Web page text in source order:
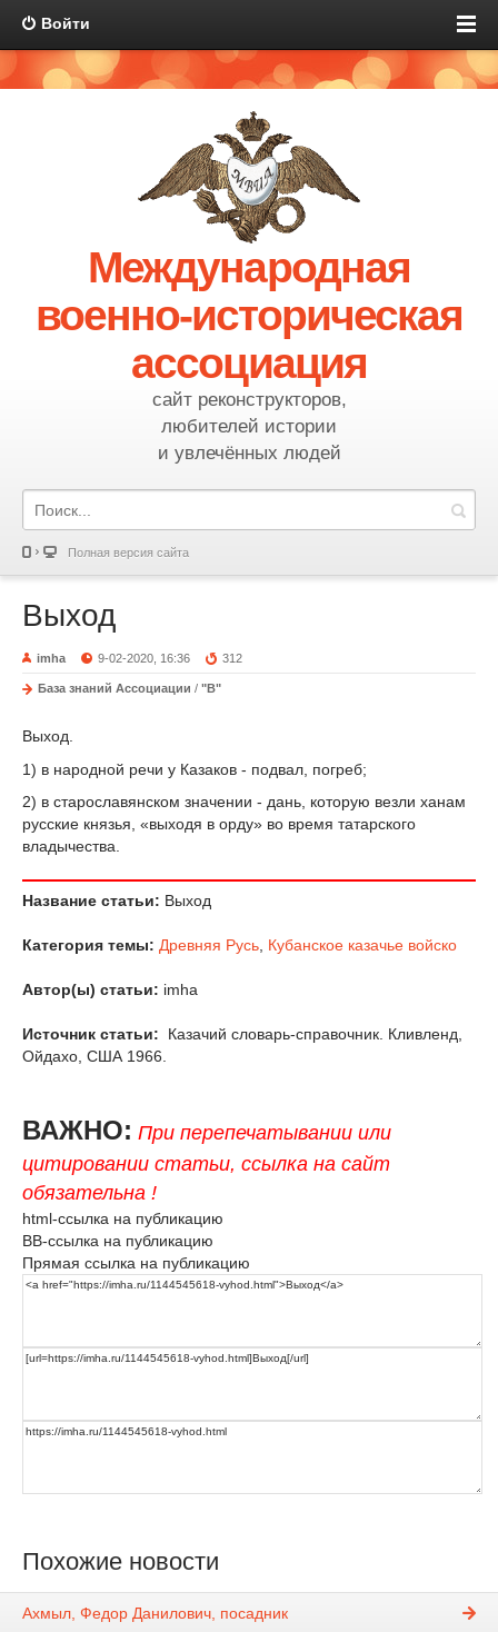
Войти
Международная
военно-историческая
ассоциация
сайт реконструкторов,
любителей истории
и увлечённых людей
Полная версия сайта
Выход
imha 9-02-2020, 16:36 312
База знаний Ассоциации / "В"
Выход.
1) в народной речи у Казаков - подвал, погреб;
2) в старославянском значении - дань, которую везли ханам
русские князья, «выходя в орду» во время татарского
владычества.
Название статьи: Выход
Категория темы: Древняя Русь, Кубанское казачье войско
Автор(ы) статьи: imha
Источник статьи:
Казачий словарь-справочник. Кливленд,
Ойдахо, США 1966.
ВАЖНО: При перепечатывании или
цитировании статьи, ссылка на сайт
обязательна !
html-ссылка на публикацию
BB-ссылка на публикацию
Прямая ссылка на публикацию
Похожие новости
Ахмыл, Федор Данилович, посадник